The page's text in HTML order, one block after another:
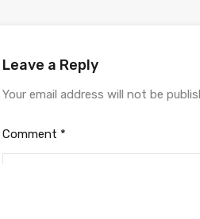
Leave a Reply
Your email address will not be
Comment *